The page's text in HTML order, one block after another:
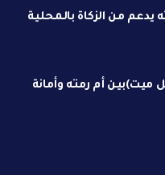
ميت)بين أم رمته وأمانة